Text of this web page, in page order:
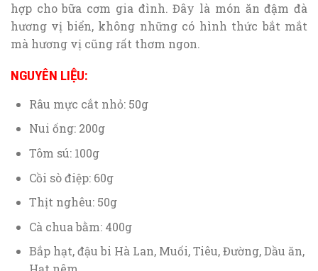
hợp cho bữa cơm gia đình. Đây là món ăn đậm đà
hương vị biển, không những có hình thức bắt mắt
mà hương vị cũng rất thơm ngon.
NGUYÊN LIỆU:
Râu mực cắt nhỏ: 50g
Nui ống: 200g
Tôm sú: 100g
Cồi sò điệp: 60g
Thịt nghêu: 50g
Cà chua bằm: 400g
Bắp hạt, đậu bi Hà Lan, Muối, Tiêu, Đường, Dầu ăn,